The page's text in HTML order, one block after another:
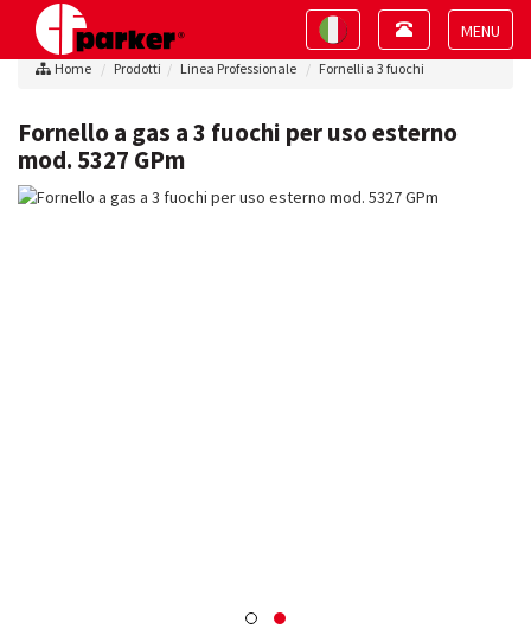
Toggle
Toggle
navigation
Toggle
navigation
Home Prodotti Linea Professionale Fornelli a 3 fuochi
Fornello a gas a 3 fuochi per uso esterno
mod. 5327 GPm